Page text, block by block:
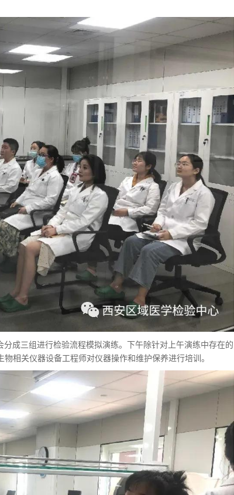
成三组进行检验流程模拟演练。下午除针对上午演练中存在的
相关仪器设备工程师对仪器操作和维护保养进行培训。